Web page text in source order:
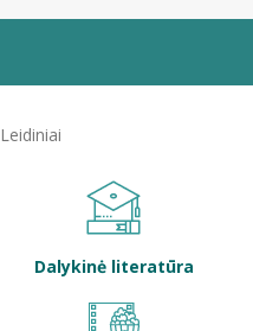
Leidiniai
Dalykinė literatūra